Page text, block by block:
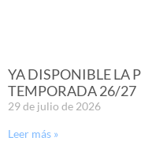
YA DISPONIBLE LA
TEMPORADA 26/27
29 de julio de 2026
Leer más »